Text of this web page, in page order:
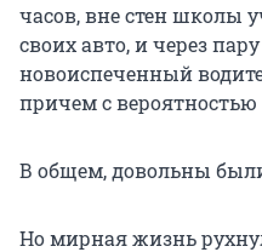
часов, вне стен школы
своих авто, и через
новоиспеченный
причем с вероятностью
В общем, довольны
Но мирная жизнь